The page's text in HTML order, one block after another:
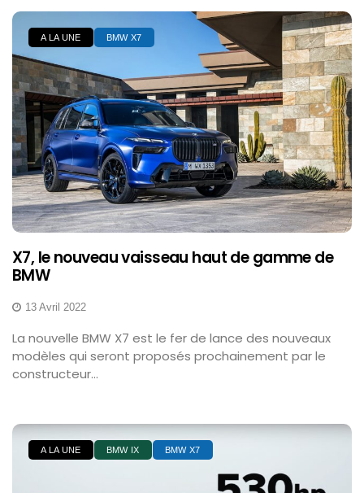
A LA UNE BMW X7
X7, le nouveau vaisseau haut de gamme de
BMW
13 Avril 2022
La nouvelle BMW X7 est le fer de lance des nouveaux
modèles qui seront proposés prochainement par le
constructeur...
A LA UNE BMW IX BMW X7